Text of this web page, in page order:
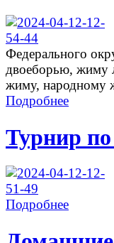
Федерального
двоеборью, жиму
жиму, народному
Подробнее
Турнир по
Подробнее